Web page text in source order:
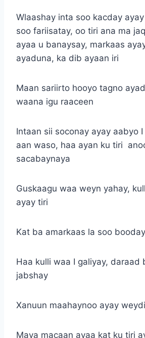
Wlaashay inta soo kacday
soo fariisatay, oo tiri ana ma
ayaa u banaysay, markaas
ayaduna, ka dib ayaan iri
Maan sariirto hooyo tagno
waana igu raaceen
Intaan sii soconay ayay aabyo
aan waso, haa ayan ku tiri
sacabaynaya
Guskaagu waa weyn yahay,
ayay tiri
Kat ba amarkaas la soo booday
Haa kulli waa I galiyay, daraad
jabshay
Xanuun maahaynoo ayay
Maya macaan ayaa kat ku tiri